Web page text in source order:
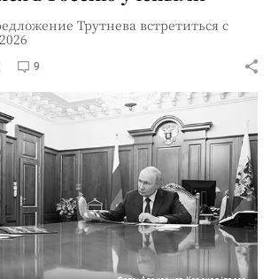
Трутнева встретиться с
9